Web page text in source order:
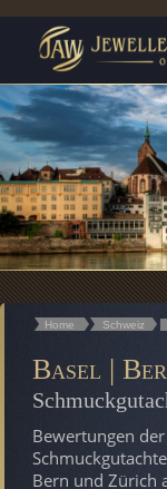
Home Schweiz
Basel |
Bewertungen
Bern und Zürich